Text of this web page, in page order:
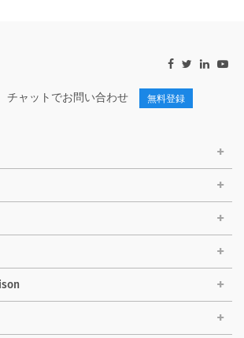
チャットでお問い合わせ 無料登録